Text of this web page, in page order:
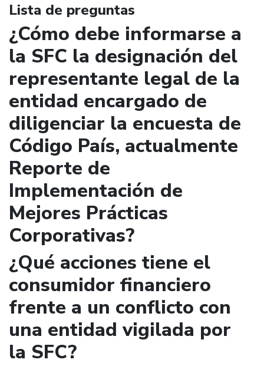
Lista de preguntas
¿Cómo debe informarse a
la SFC la designación del
representante legal de la
entidad encargado de
diligenciar la encuesta de
Código País, actualmente
Reporte de
Implementación de
Mejores Prácticas
Corporativas?
¿Qué acciones tiene el
consumidor financiero
frente a un conflicto con
una entidad vigilada por
la SFC?